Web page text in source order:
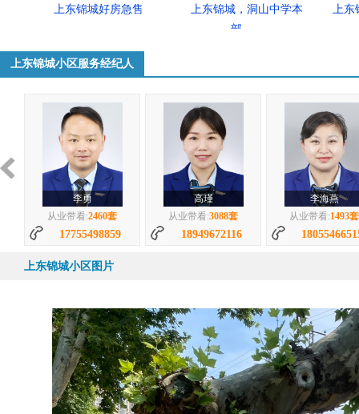
上东锦城好房急售
上东锦城，洞山中学本
部，...
上东
62万96平|2室|南
上东锦城 95平 精装两...
76万
上东锦城小区环境好楼层好
上
上东锦城 86平 精装两...
上东锦城 普装两室 楼层...
上
上东锦城小区服务经纪人
李勇
从业带看:2460套
17755498859
高瑾
从业带看:3088套
18949672116
李海燕
从业带看:1493套
赵秀婵
从业带看:2140套
19955498061
苏桂凤
从业带看:1710套
18155481851
戎梅
从业带看:
477套
上东锦城小区图片